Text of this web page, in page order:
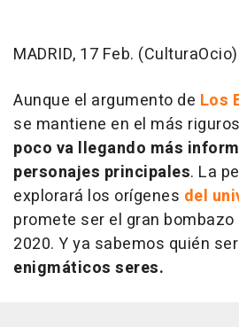
MADRID, 17 Feb.
Aunque el argumento de Los
se mantiene en el más
poco va llegando más
personajes principales. La
explorará los orígenes del
promete ser el gran
2020. Y ya sabemos quién
enigmáticos seres.